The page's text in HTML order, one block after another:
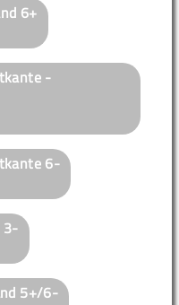
6+
-
6-
3-
5+/6-